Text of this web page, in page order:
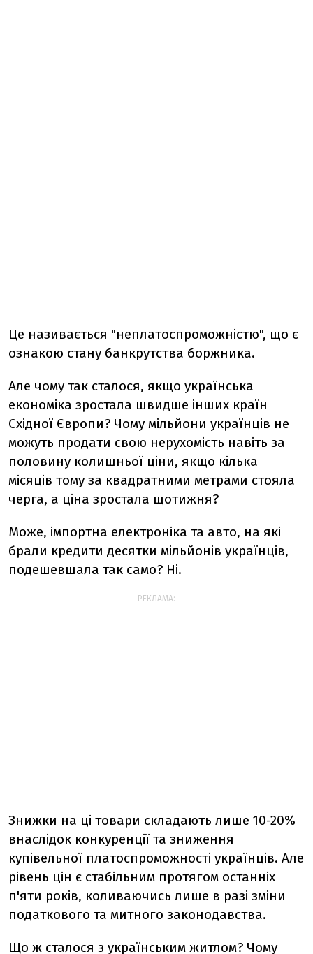
Це називається "неплатоспроможністю", що є
ознакою стану банкрутства боржника.
Але чому так сталося, якщо українська
економіка зростала швидше інших країн
Східної Європи? Чому мільйони українців не
можуть продати свою нерухомість навіть за
половину колишньої ціни, якщо кілька
місяців тому за квадратними метрами стояла
черга, а ціна зростала щотижня?
Може, імпортна електроніка та авто, на які
брали кредити десятки мільйонів українців,
подешевшала так само? Ні.
РЕКЛАМА:
Знижки на ці товари складають лише 10-20%
внаслідок конкуренції та зниження
купівельної платоспроможності українців. Але
рівень цін є стабільним протягом останніх
п'яти років, коливаючись лише в разі зміни
податкового та митного законодавства.
Що ж сталося з українським житлом? Чому